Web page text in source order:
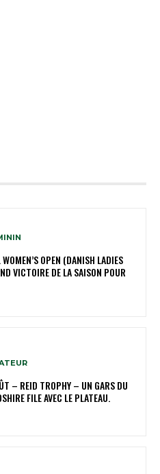
WOMEN’S OPEN (DANISH LADIES
VICTOIRE DE LA SAISON POUR
– REID TROPHY – UN GARS DU
FILE AVEC LE PLATEAU.